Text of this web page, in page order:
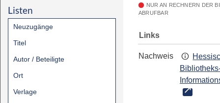
Listen
Neuzugänge
Titel
Autor / Beteiligte
Ort
Verlage
NUR AN RECHNERN DER
ABRUFBAR
Links
Nachweis